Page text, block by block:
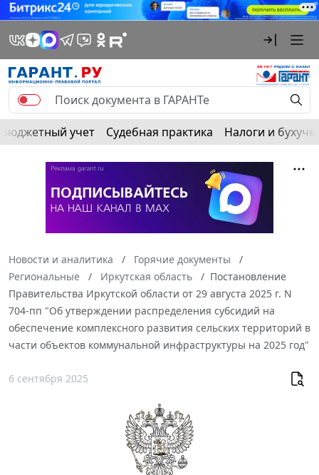
Бюджетный учет Судебная практика Налоги и
Новости и аналитика
Горячие документы
Региональные
Иркутская область
Постановление
Правительства Иркутской области от 29 августа 2025 г. N
704-пп "Об утверждении распределения субсидий на
обеспечение комплексного развития сельских территорий в
части объектов коммунальной инфраструктуры на 2025 год"
6 сентября 2025